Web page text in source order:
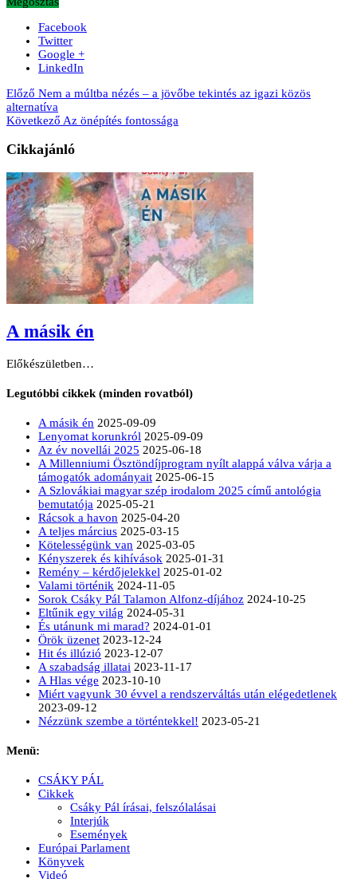
Facebook
Twitter
Google +
LinkedIn
Előző Nem a múltba nézés – a jövőbe tekintés az igazi közös
alternatíva
Következő Az önépítés fontossága
Cikkajánló
A másik én
Előkészületben…
Legutóbbi cikkek (minden rovatból)
A másik én 2025-09-09
Lenyomat korunkról 2025-09-09
Az év novellái 2025 2025-06-18
A Millenniumi Ösztöndíjprogram nyílt alappá válva várja a
támogatók adományait 2025-06-15
A Szlovákiai magyar szép irodalom 2025 című antológia
bemutatója 2025-05-21
Rácsok a havon 2025-04-20
A teljes március 2025-03-15
Kötelességünk van 2025-03-05
Kényszerek és kihívások 2025-01-31
Remény – kérdőjelekkel 2025-01-02
Valami történik 2024-11-05
Sorok Csáky Pál Talamon Alfonz-díjához 2024-10-25
Eltűnik egy világ 2024-05-31
És utánunk mi marad? 2024-01-01
Örök üzenet 2023-12-24
Hit és illúzió 2023-12-07
A szabadság illatai 2023-11-17
A Hlas vége 2023-10-10
Miért vagyunk 30 évvel a rendszerváltás után elégedetlenek
2023-09-12
Nézzünk szembe a történtekkel! 2023-05-21
Menü:
CSÁKY PÁL
Cikkek
Csáky Pál írásai, felszólalásai
Interjúk
Események
Európai Parlament
Könyvek
Videó